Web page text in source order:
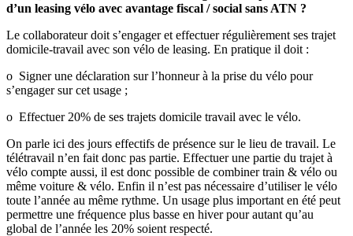
d’un leasing vélo avec avantage fiscal / social sans ATN ?
Le collaborateur doit s’engager et effectuer régulièrement ses trajet
domicile-travail avec son vélo de leasing. En pratique il doit :
o Signer une déclaration sur l’honneur à la prise du vélo pour
s’engager sur cet usage ;
o Effectuer 20% de ses trajets domicile travail avec le vélo.
On parle ici des jours effectifs de présence sur le lieu de travail. Le
télétravail n’en fait donc pas partie. Effectuer une partie du trajet à
vélo compte aussi, il est donc possible de combiner train & vélo ou
même voiture & vélo. Enfin il n’est pas nécessaire d’utiliser le vélo
toute l’année au même rythme. Un usage plus important en été peut
permettre une fréquence plus basse en hiver pour autant qu’au
global de l’année les 20% soient respecté.